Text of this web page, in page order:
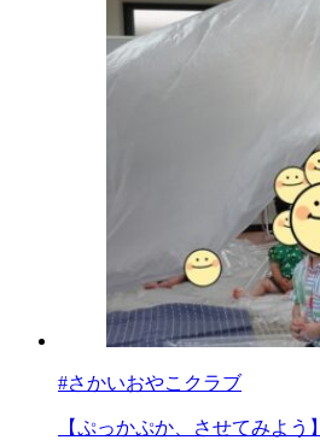
#さかいおやこクラブ
【ぷっかぷか、させてみよう】